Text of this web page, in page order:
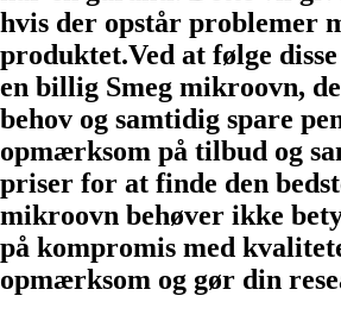
hvis der opstår problemer
produktet.Ved at følge
en billig Smeg mikroovn,
behov og samtidig spare
opmærksom på tilbud og
priser for at finde den
mikroovn behøver ikke
på kompromis med
opmærksom og gør din